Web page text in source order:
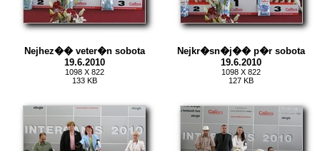
Nejhez�� veter�n sobota
19.6.2010
1098 X 822
133 KB
Nejkr�sn�j�� p�r sobota
19.6.2010
1098 X 822
127 KB